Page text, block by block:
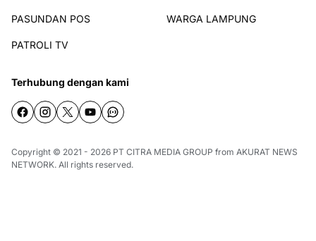
PASUNDAN POS WARGA LAMPUNG
PATROLI TV
Terhubung dengan kami
Copyright © 2021 - 2026 PT CITRA MEDIA GROUP from AKURAT NEWS
NETWORK. All rights reserved.